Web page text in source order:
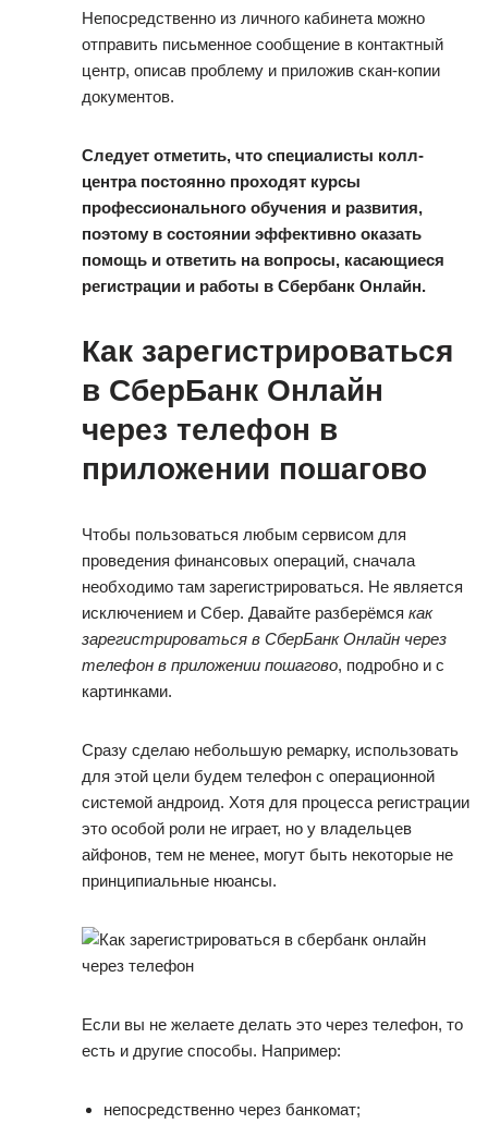
Непосредственно из личного кабинета можно
отправить письменное сообщение в контактный
центр, описав проблему и приложив скан-копии
документов.
Следует отметить, что специалисты колл-
центра постоянно проходят курсы
профессионального обучения и развития,
поэтому в состоянии эффективно оказать
помощь и ответить на вопросы, касающиеся
регистрации и работы в Сбербанк Онлайн.
Как зарегистрироваться
в СберБанк Онлайн
через телефон в
приложении пошагово
Чтобы пользоваться любым сервисом для
проведения финансовых операций, сначала
необходимо там зарегистрироваться. Не является
исключением и Сбер. Давайте разберёмся как
зарегистрироваться в СберБанк Онлайн через
телефон в приложении пошагово, подробно и с
картинками.
Сразу сделаю небольшую ремарку, использовать
для этой цели будем телефон с операционной
системой андроид. Хотя для процесса регистрации
это особой роли не играет, но у владельцев
айфонов, тем не менее, могут быть некоторые не
принципиальные нюансы.
Если вы не желаете делать это через телефон, то
есть и другие способы. Например:
непосредственно через банкомат;